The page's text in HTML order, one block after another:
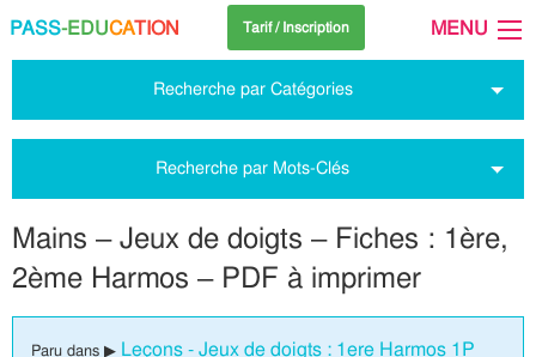
PASS-EDUCATION Tarif / Inscription MENU
Recherche par Catégories
Recherche par Mots-Clés
Mains – Jeux de doigts – Fiches : 1ère,
2ème Harmos – PDF à imprimer
Paru dans ▶ Leçons - Jeux de doigts : 1ere Harmos 1P